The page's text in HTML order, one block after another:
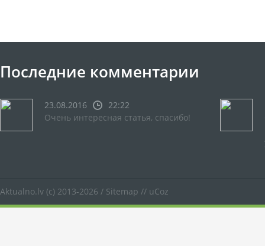
Последние комментарии
23.08.2016
22:22
Очень интересная статья, спасибо!
Aktualno.lv (c) 2013-2026 / Sitemap // uCoz